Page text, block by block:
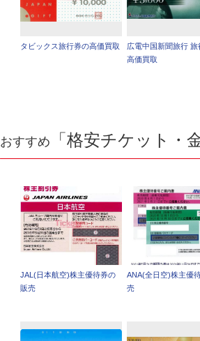
タビックス旅行券の高価買取
広電中国新聞旅行 旅
高価買取
おすすめ 「格安チケット・
JAL(日本航空)株主優待券の
販売
ANA(全日空)株主優
売